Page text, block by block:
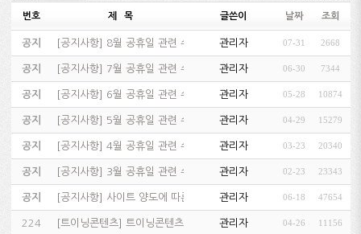
번호 제 목 글쓴이 날짜 조회
공지 [공지사항] 8월 공휴일 관련 수업 및 고객센터 운영 안내…
관리자 07-31 2668
공지 [공지사항] 7월 공휴일 관련 수업 및 고객센터 운영 안내…
관리자 06-30 7344
공지 [공지사항] 6월 공휴일 관련 수업 및 고객센터 운영 안내…
관리자 05-28 10874
공지 [공지사항] 5월 공휴일 관련 수업 및 고객센터 운영 안내…
관리자 04-29 15279
공지 [공지사항] 4월 공휴일 관련 수업 운영 안내…
관리자 03-23 20340
공지 [공지사항] 3월 공휴일 관련 수업 및 고객센터 운영 안내…
관리자 02-23 23343
공지 [공지사항] 사이트 양도에 따른 회원정보 이전 고지…
관리자 06-18 47654
224 [트이닝콘텐츠] 트이닝콘텐츠 5차 업데이트…
관리자 04-26 11156